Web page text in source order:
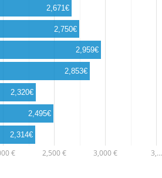
€ 2,500 € 3,000 € 3,…
2,671€
2,750€
2,959€
2,853€
2,320€
2,495€
2,314€